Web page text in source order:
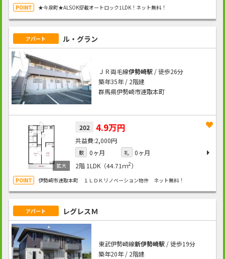
★今泉町★ALSOK搭載オートロック1LDK！ネット無料！
アパート ル・グラン
ＪＲ両毛線伊勢崎駅/ 徒歩26分
築年35年 / 2階建
群馬県伊勢崎市連取本町
202 4.9万円
2,000円
敷 0ヶ月 礼
0ヶ月
2階 1LDK（44.71ｍ2）
伊勢崎市連取本町 １ＬＤＫリノベーション物件 ネット無料！
アパート レグレスＭ
東武伊勢崎線新伊勢崎駅/ 徒歩19分
築年20年 / 2階建